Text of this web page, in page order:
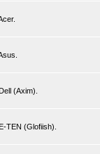
(Axim).
TEN (Glofiish).